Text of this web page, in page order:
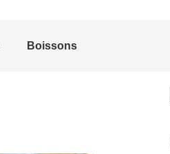
Boissons